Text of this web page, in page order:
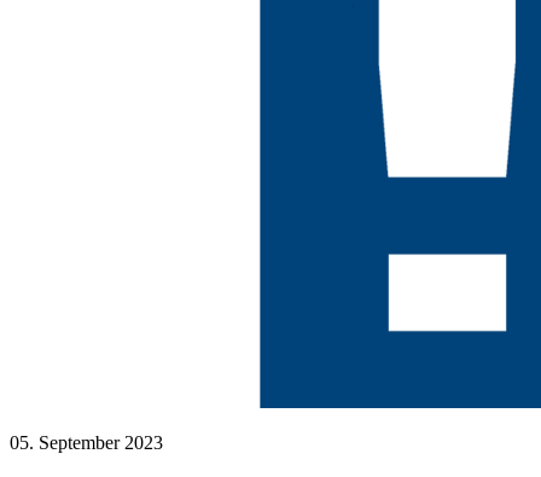
05. September 2023